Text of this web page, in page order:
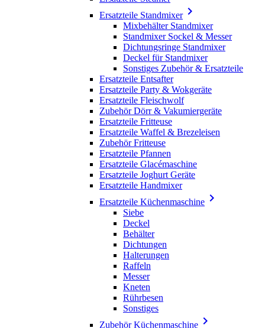
Ersatzteile Standmixer
Mixbehälter Standmixer
Standmixer Sockel & Messer
Dichtungsringe Standmixer
Deckel für Standmixer
Sonstiges Zubehör & Ersatzteile
Ersatzteile Entsafter
Ersatzteile Party & Wokgeräte
Ersatzteile Fleischwolf
Zubehör Dörr & Vakumiergeräte
Ersatzteile Fritteuse
Ersatzteile Waffel & Brezeleisen
Zubehör Fritteuse
Ersatzteile Pfannen
Ersatzteile Glacémaschine
Ersatzteile Joghurt Geräte
Ersatzteile Handmixer
Ersatzteile Küchenmaschine 
Siebe
Deckel
Behälter
Dichtungen
Halterungen
Raffeln
Messer
Kneten
Rührbesen
Sonstiges
Zubehör Küchenmaschine 